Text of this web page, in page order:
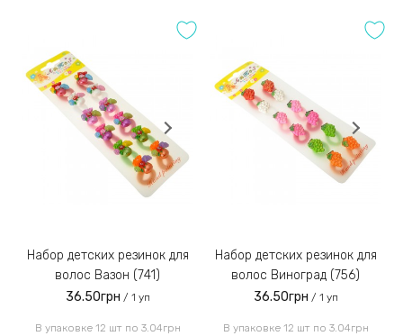
Набор детских резинок для
волос Вазон (741)
36.50грн / 1 уп
В упаковке 12 шт по 3.04грн
Набор детских резинок для
волос Виноград (756)
36.50грн / 1 уп
В упаковке 12 шт по 3.04грн